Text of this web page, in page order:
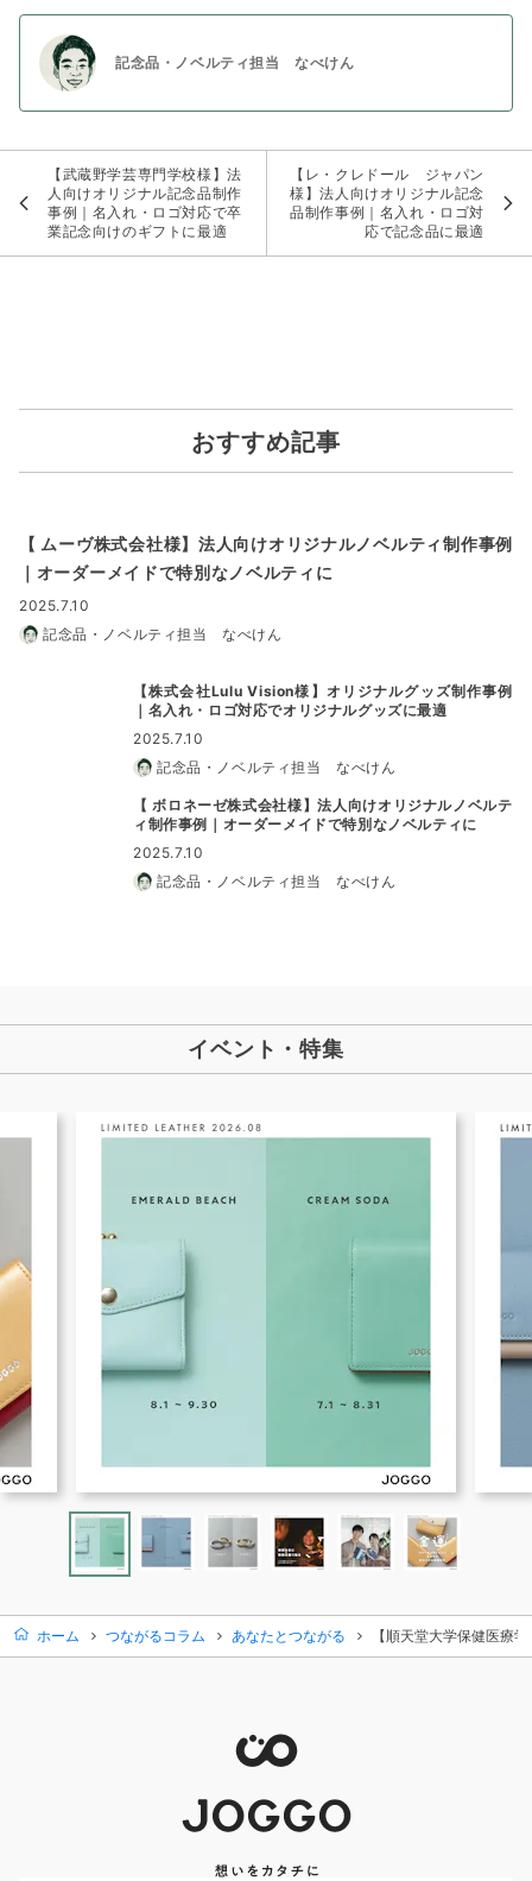
記念品・ノベルティ担当 なべけん
【武蔵野学芸専門学校様】法
人向けオリジナル記念品制作
事例｜名入れ・ロゴ対応で卒
業記念向けのギフトに最適
【レ・クレドール ジャパン
様】法人向けオリジナル記念
品制作事例｜名入れ・ロゴ対
応で記念品に最適
おすすめ記事
【 ムーヴ株式会社様】法人向けオリジナルノベルティ制作事例
｜オーダーメイドで特別なノベルティに
2025.7.10
記念品・ノベルティ担当 なべけん
【株式会社Lulu Vision様】オリジナルグッズ制作事例
｜名入れ・ロゴ対応でオリジナルグッズに最適
2025.7.10
記念品・ノベルティ担当 なべけん
【 ボロネーゼ株式会社様】法人向けオリジナルノベルテ
ィ制作事例｜オーダーメイドで特別なノベルティに
2025.7.10
記念品・ノベルティ担当 なべけん
イベント・特集
ホーム つながるコラム あなたとつながる 【順天堂大学保健医療